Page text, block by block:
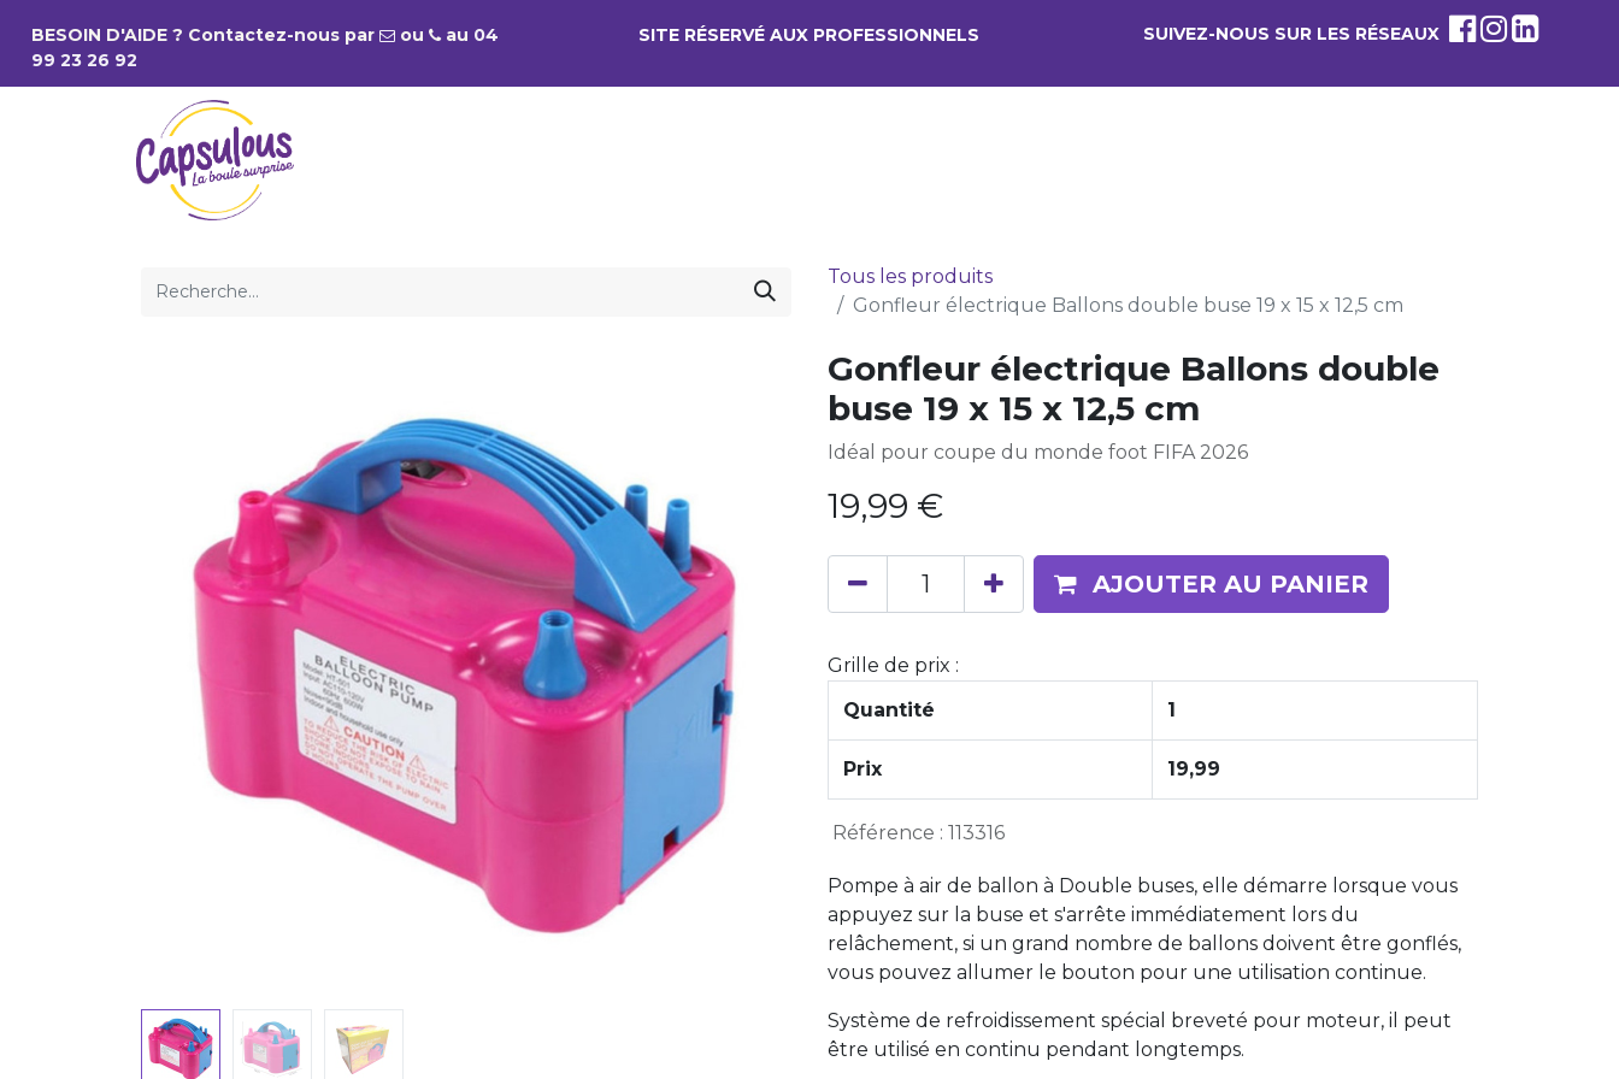
BESOIN D'AIDE ? Contactez-nous par ou au 04
99 23 26 92
SITE RÉSERV​É AUX PROFESSIONNELS SUIVEZ-NOUS SUR LES RÉSEAUX
Tous les produits
Gonfleur électrique Ballons double buse 19 x 15 x 12,5 cm
Gonfleur électrique Ballons double
buse 19 x 15 x 12,5 cm
Idéal pour coupe du monde foot FIFA 2026
19,99 €
AJOUTER AU PANIER
Grille de prix :
Quantité
1
Prix 19,99
Référence : 113316
Pompe à air de ballon à Double buses, elle démarre lorsque vous
appuyez sur la buse et s'arrête immédiatement lors du
relâchement, si un grand nombre de ballons doivent être gonflés,
vous pouvez allumer le bouton pour une utilisation continue.
Système de refroidissement spécial breveté pour moteur, il peut
être utilisé en continu pendant longtemps.